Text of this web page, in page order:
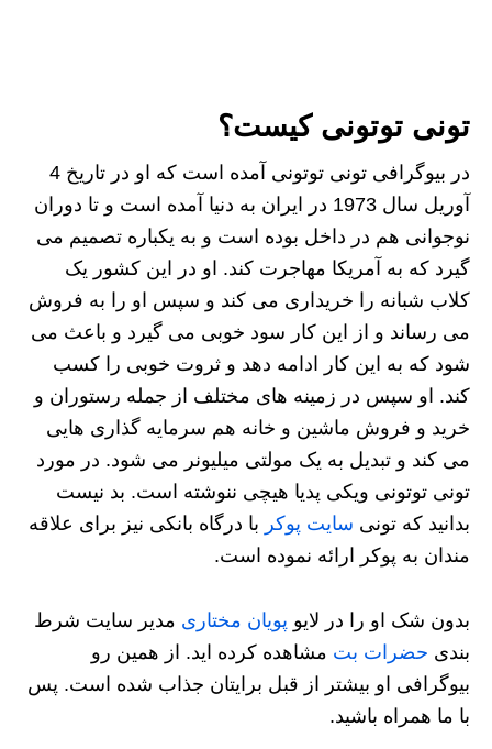
تونی توتونی کیست؟
در بیوگرافی تونی توتونی آمده است که او در تاریخ 4
آوریل سال 1973 در ایران به دنیا آمده است و تا دوران
نوجوانی هم در داخل بوده است و به یکباره تصمیم می
گیرد که به آمریکا مهاجرت کند. او در این کشور یک
کلاب شبانه را خریداری می کند و سپس او را به فروش
می رساند و از این کار سود خوبی می گیرد و باعث می
شود که به این کار ادامه دهد و ثروت خوبی را کسب
کند. او سپس در زمینه های مختلف از جمله رستوران و
خرید و فروش ماشین و خانه هم سرمایه گذاری هایی
می کند و تبدیل به یک مولتی میلیونر می شود. در مورد
تونی توتونی ویکی پدیا هیچی ننوشته است. بد نیست
بدانید که تونی سایت پوکر با درگاه بانکی نیز برای علاقه
مندان به پوکر ارائه نموده است.
بدون شک او را در لایو پویان مختاری مدیر سایت شرط
بندی حضرات بت مشاهده کرده اید. از همین رو
بیوگرافی او بیشتر از قبل برایتان جذاب شده است. پس
با ما همراه باشید.